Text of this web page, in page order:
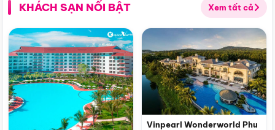
KHÁCH SẠN NỔI BẬT Xem tất cả
Vinpearl Wonderworld Phu